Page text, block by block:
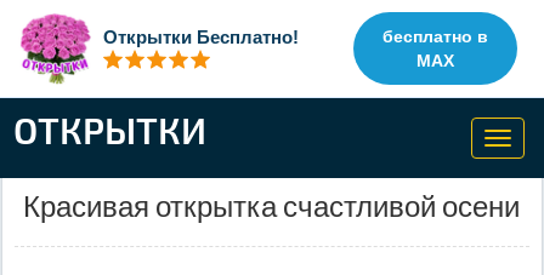
Открытки Бесплатно!
бесплатно в
MAX
ОТКРЫТКИ
Красивая открытка счастливой осени